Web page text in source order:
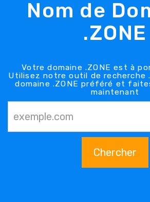
Nom de
.ZONE
Votre domaine .ZONE est à
Utilisez notre outil de recherche
domaine .ZONE préféré et
maintenant
Chercher